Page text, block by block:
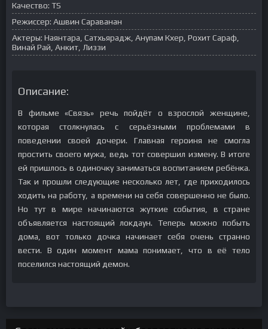
Качество: TS
Режиссер: Ашвин Сараванан
Актеры: Наянтара, Сатхьярадж, Анупам Кхер, Рохит Сараф,
Винай Рай, Анкит, Лиззи
Описание:
В фильме «Связь» речь пойдёт о взрослой женщине,
которая столкнулась с серьёзными проблемами в
поведении своей дочери. Главная героиня не смогла
простить своего мужа, ведь тот совершил измену. В итоге
ей пришлось в одиночку заниматься воспитанием ребёнка.
Так и прошли следующие несколько лет, где приходилось
ходить на работу, а времени на себя совершенно не было.
Но тут в мире начинаются жуткие события, в стране
объявляется настоящий локдаун. Теперь можно побыть
дома, вот только дочка начинает себя очень странно
вести. В один момент мама понимает, что в её тело
поселился настоящий демон.